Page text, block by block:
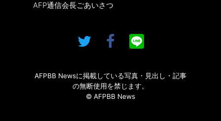
AFP通信会長ごあいさつ
AFPBB Newsに掲載している写真・見出し・記事
の無断使用を禁じます。
© AFPBB News